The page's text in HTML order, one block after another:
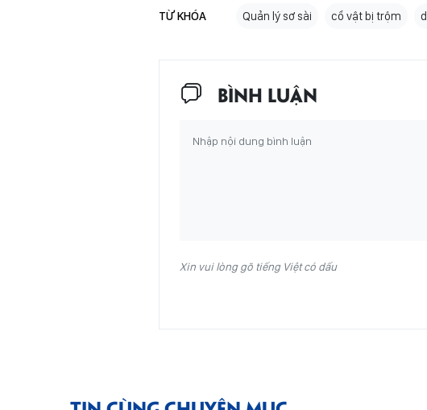
TỪ KHÓA Quản lý sơ sài cổ vật bị trộm
BÌNH LUẬN
Xin vui lòng gõ tiếng Việt có dấu